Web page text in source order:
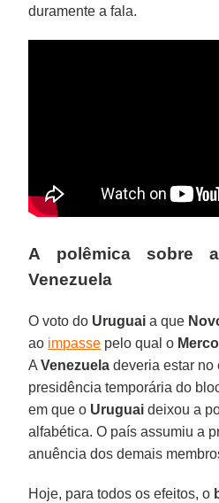
duramente a fala.
A polêmica sobre
Venezuela
O voto do Uruguai a que
ao impasse pelo qual o
AVenezuela deveria estar no
presidência temporária do
em que o Uruguai deixou a
alfabética. O país assumiu a
anuência dos demais
Hoje, para todos os efeitos, o